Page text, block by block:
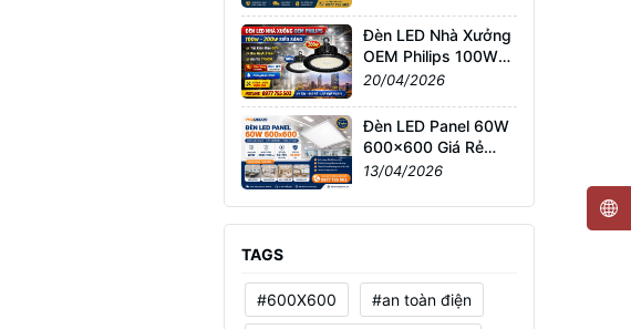
Đèn LED Nhà Xưởng
OEM Philips 100W–
200W Siêu Sáng –
Hành 3 Năm
20/04/2026
Đèn LED Panel 60W
600x600 Giá Rẻ
TPHCM – Sáng
13/04/2026
TAGS
#600X600 #an toàn điện